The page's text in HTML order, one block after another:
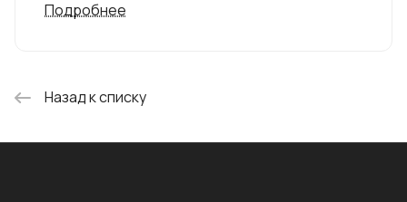
пластиковых изделий медицинского
Подробнее
Назад к списку